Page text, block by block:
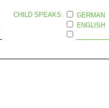
CHILD SPEAKS:
GERMAN
ENGLISH